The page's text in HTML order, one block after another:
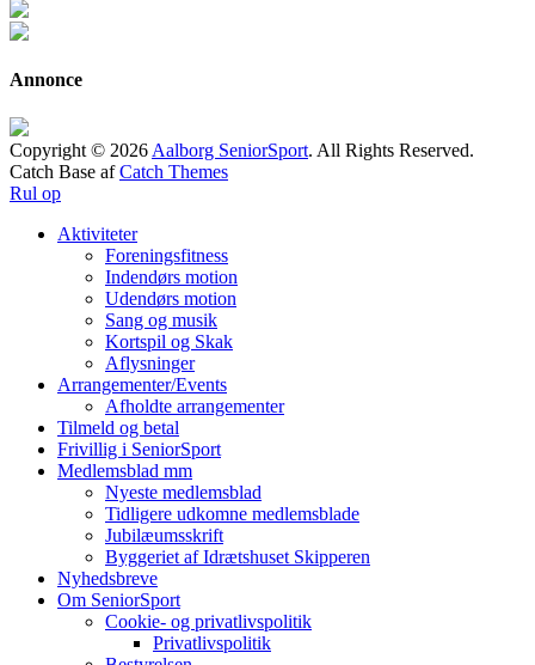
Annonce
Copyright © 2026 Aalborg SeniorSport. All Rights Reserved.
Catch Base afCatch Themes
Rul op
Aktiviteter
Foreningsfitness
Indendørs motion
Udendørs motion
Sang og musik
Kortspil og Skak
Aflysninger
Arrangementer/Events
Afholdte arrangementer
Tilmeld og betal
Frivillig i SeniorSport
Medlemsblad mm
Nyeste medlemsblad
Tidligere udkomne medlemsblade
Jubilæumsskrift
Byggeriet af Idrætshuset Skipperen
Nyhedsbreve
Om SeniorSport
Cookie- og privatlivspolitik
Privatlivspolitik